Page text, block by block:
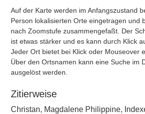
Auf der Karte werden im Anfangszustand
Person lokalisierten Orte eingetragen und
nach Zoomstufe zusammengefaßt. Der
ist etwas stärker und es kann durch Klick
Jeder Ort bietet bei Klick oder Mouseover
Über den Ortsnamen kann eine Suche im
ausgelöst werden.
Zitierweise
Christan, Magdalene Philippine,